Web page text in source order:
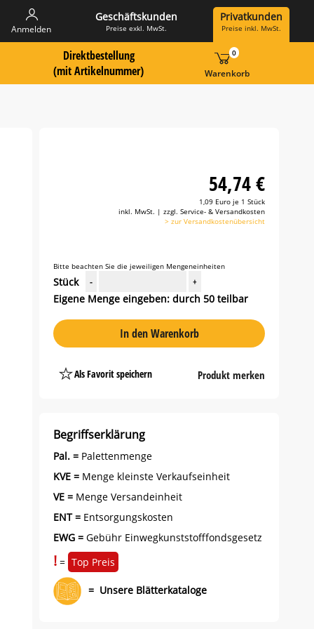
Anmelden
Geschäftskunden
Preise exkl. MwSt.
Privatkunden
Preise inkl. MwSt.
hier eingeben:
LandingpageDirektbestellung
(mit Artikelnummer)
Warenkorb
0
54,74 €
1,09 Euro je 1 Stück
inkl. MwSt. | zzgl. Service- & Versandkosten
> zur Versandkostenübersicht
Bitte beachten Sie die jeweiligen Mengeneinheiten
Stück - +
Eigene Menge eingeben: durch 50 teilbar
In den Warenkorb
Als Favorit speichern
PlatzhalterProdukt merken
Begriffserklärung
Pal. = Palettenmenge
KVE = Menge kleinste Verkaufseinheit
VE = Menge Versandeinheit
ENT = Entsorgungskosten
EWG = Gebühr Einwegkunststofffondsgesetz
! = Top Preis
= Unsere Blätterkataloge